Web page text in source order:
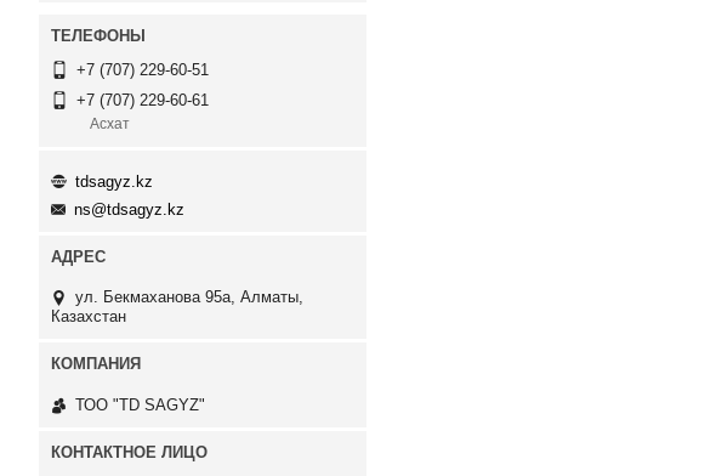
+7 (707) 229-60-51
+7 (707) 229-60-61
Асхат
tdsagyz.kz
ns@tdsagyz.kz
ул. Бекмаханова 95а, Алматы,
Казахстан
ТОО "TD SAGYZ"